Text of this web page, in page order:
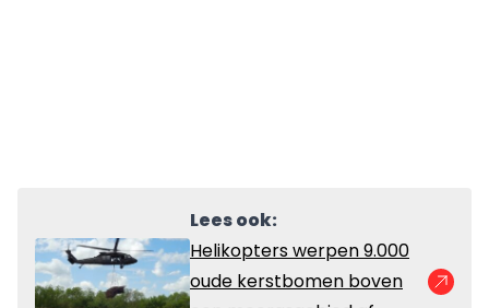
Lees ook:
Helikopters werpen 9.000
oude kerstbomen boven